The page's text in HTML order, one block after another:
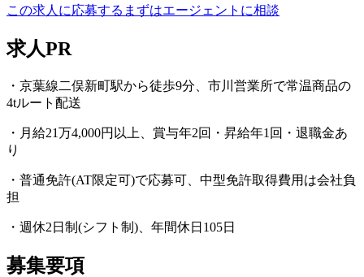
この求人に応募する まずはエージェントに相談
求人PR
・京葉線二俣新町駅から徒歩9分、市川営業所で常温商品の
4tルート配送
・月給21万4,000円以上、賞与年2回・昇給年1回・退職金あ
り
・普通免許(AT限定可)で応募可、中型免許取得費用は会社負
担
・週休2日制(シフト制)、年間休日105日
募集要項